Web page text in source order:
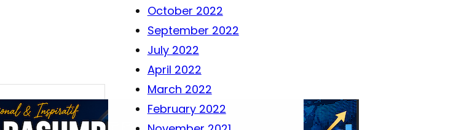
October 2022
September 2022
July 2022
April 2022
March 2022
February 2022